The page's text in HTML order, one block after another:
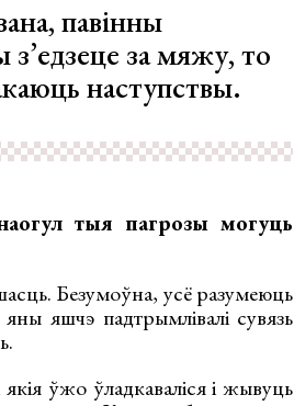
павінны
з’едзеце за мяжу, то
наступствы.
тыя пагрозы могуць
Безумоўна, усё разумеюць
яшчэ падтрымлівалі сувязь
ўжо ўладкаваліся і жывуць